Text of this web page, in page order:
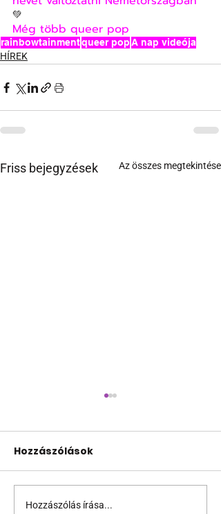
💚
Még több queer pop
rainbowtainmentqueer popA nap videója
HÍREK
Friss bejegyzések Az összes megtekintése
Elhunyt Takács
Hozzászólások
Hozzászólás írása...